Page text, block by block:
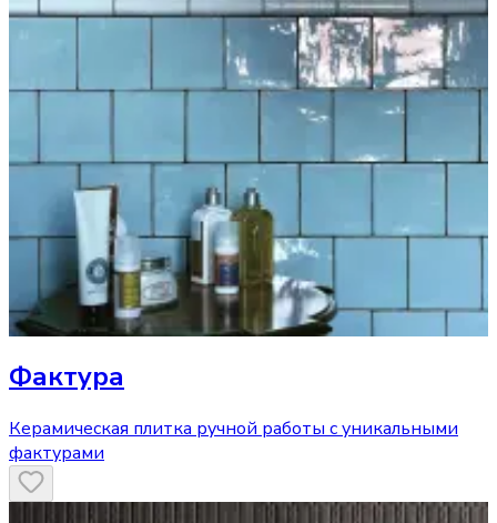
Фактура
Керамическая плитка ручной работы с уникальными
фактурами